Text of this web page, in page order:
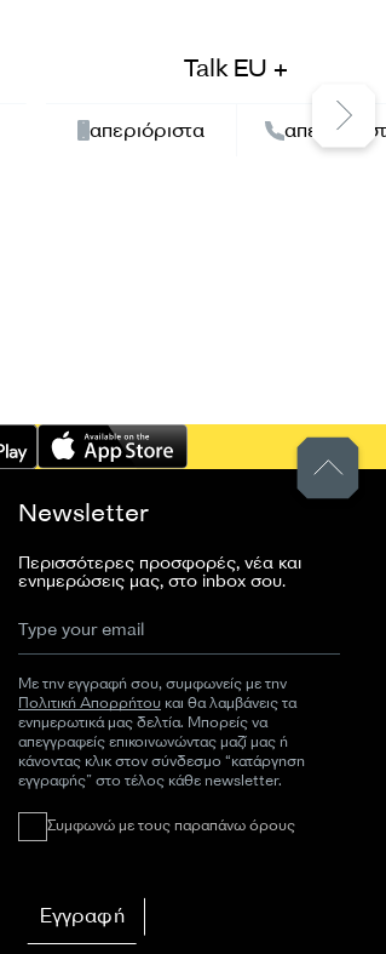
Talk EU +
απεριόριστα
Newsletter
Περισσότερες προσφορές, νέα και
ενημερώσεις μας, στο inbox σου.
Με την εγγραφή σου, συμφωνείς με την
Πολιτική Απορρήτουκαι θα λαμβάνεις τα
ενημερωτικά μας δελτία. Μπορείς να
απεγγραφείς επικοινωνώντας μαζί μας ή
κάνοντας κλικ στον σύνδεσμο “κατάργηση
εγγραφής” στο τέλος κάθε newsletter.
Συμφωνώ με τους παραπάνω όρους
Εγγραφή